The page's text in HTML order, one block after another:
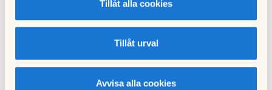
Tillåt alla cookies
Tillåt urval
Avvisa alla cookies
Till nyhetslistan
Publicerad:
2025-03-02